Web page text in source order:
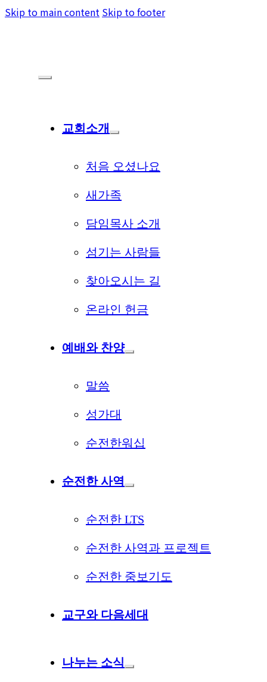
Skip to main content Skip to footer
교회소개
처음 오셨나요
새가족
담임목사 소개
섬기는 사람들
찾아오시는 길
온라인 헌금
예배와 찬양
말씀
성가대
순전한워십
순전한 사역
순전한 LTS
순전한 사역과 프로젝트
순전한 중보기도
교구와 다음세대
나누는 소식